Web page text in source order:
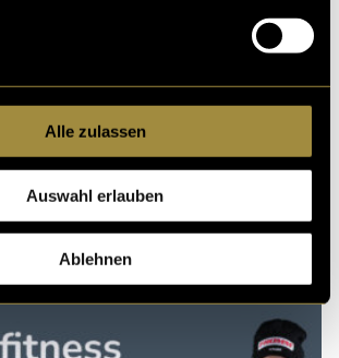
Alle zulassen
Auswahl erlauben
Ablehnen